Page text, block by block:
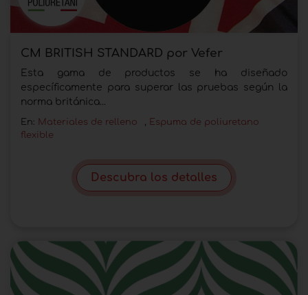
CM BRITISH STANDARD por Vefer
Esta gama de productos se ha diseñado
específicamente para superar las pruebas según la
norma británica...
En: Materiales de relleno
Espuma de poliuretano
flexible
Descubra los detalles